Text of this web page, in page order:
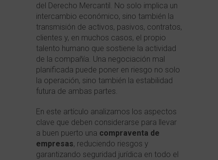
del Derecho Mercantil. No solo implica un
intercambio económico, sino también la
transmisión de activos, pasivos, contratos,
clientes y, en muchos casos, el propio
talento humano que sostiene la actividad
de la compañía. Una negociación mal
planificada puede poner en riesgo no solo
la operación, sino también la estabilidad
futura de ambas partes.
En este artículo analizamos los aspectos
clave que deben considerarse para llevar
a buen puerto una compraventa de
empresas, reduciendo riesgos y
garantizando seguridad jurídica en todo el